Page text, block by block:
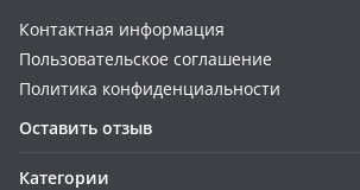
Контактная информация
Пользовательское соглашение
Политика конфиденциальности
Оставить отзыв
Категории